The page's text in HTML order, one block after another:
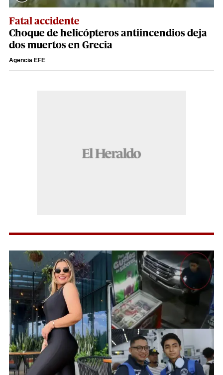
Fatal accidente
Choque de helicópteros antiincendios deja
dos muertos en Grecia
Agencia EFE